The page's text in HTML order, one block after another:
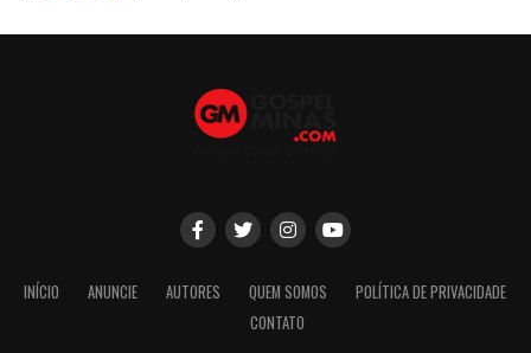
INÍCIO ANUNCIE AUTORES QUEM SOMOS
POLÍTICA DE PRIVACIDADE
CONTATO